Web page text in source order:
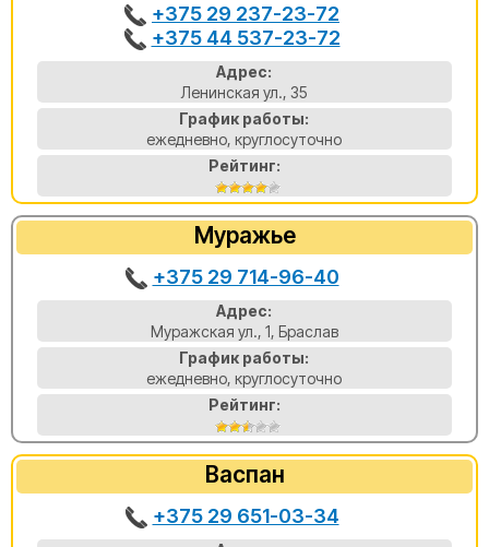
+375 29 237-23-72
+375 44 537-23-72
Адрес:
Ленинская ул., 35
График работы:
ежедневно, круглосуточно
Рейтинг:
Муражье
+375 29 714-96-40
Адрес:
Муражская ул., 1, Браслав
График работы:
ежедневно, круглосуточно
Рейтинг:
Васпан
+375 29 651-03-34